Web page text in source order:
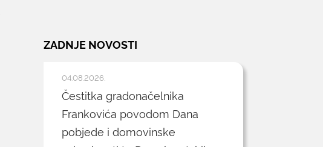
ZADNJE NOVOSTI
04.08.2026.
Čestitka gradonačelnika
Frankovića povodom Dana
pobjede i domovinske